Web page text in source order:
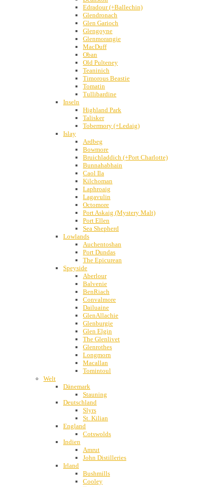
Edradour (+Ballechin)
Glendronach
Glen Garioch
Glengoyne
Glenmorangie
MacDuff
Oban
Old Pulteney
Teaninich
Timorous Beastie
Tomatin
Tullibardine
Inseln
Highland Park
Talisker
Tobermory (+Ledaig)
Islay
Ardbeg
Bowmore
Bruichladdich (+Port Charlotte)
Bunnahabhain
Caol Ila
Kilchoman
Laphroaig
Lagavulin
Octomore
Port Askaig (Mystery Malt)
Port Ellen
Sea Shepherd
Lowlands
Auchentoshan
Port Dundas
The Epicurean
Speyside
Aberlour
Balvenie
BenRiach
Convalmore
Dailuaine
GlenAllachie
Glenburgie
Glen Elgin
The Glenlivet
Glenrothes
Longmorn
Macallan
Tomintoul
Welt
Dänemark
Stauning
Deutschland
Slyrs
St. Kilian
England
Cotswolds
Indien
Amrut
John Distilleries
Irland
Bushmills
Cooley